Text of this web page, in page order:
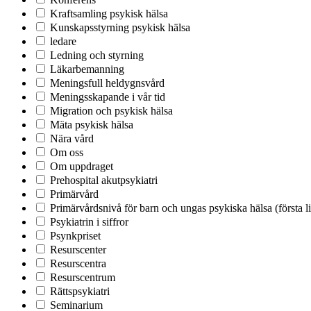
Kraftsamling psykisk hälsa
Kunskapsstyrning psykisk hälsa
ledare
Ledning och styrning
Läkarbemanning
Meningsfull heldygnsvård
Meningsskapande i vår tid
Migration och psykisk hälsa
Mäta psykisk hälsa
Nära vård
Om oss
Om uppdraget
Prehospital akutpsykiatri
Primärvård
Primärvårdsnivå för barn och ungas psykiska hälsa (första
Psykiatrin i siffror
Psynkpriset
Resurscenter
Resurscentra
Resurscentrum
Rättspsykiatri
Seminarium